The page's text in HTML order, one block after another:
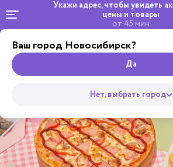
Укажи адрес, чтобы увидеть
цены и товары
от 45 мин
Ваш город Новосибирск?
Да
Нет, выбрать город
Роллы
Комбо и